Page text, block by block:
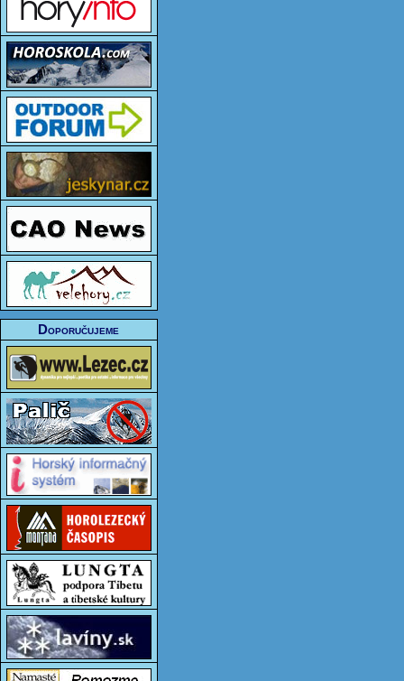
Doporučujeme